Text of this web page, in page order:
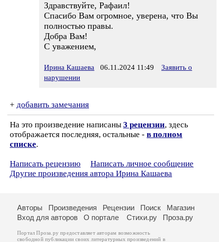
Здравствуйте, Рафаил!
Спасибо Вам огромное, уверена, что Вы
полностью правы.
Добра Вам!
С уважением,
Ирина Кашаева 06.11.2024 11:49
Заявить о
нарушении
+ добавить замечания
На это произведение написаны 3 рецензии, здесь
отображается последняя, остальные - в полном
списке.
Написать рецензию
Написать личное сообщение
Другие произведения автора Ирина Кашаева
Авторы Произведения Рецензии Поиск
Магазин
Вход для авторов
О портале Стихи.ру Проза.ру
Портал Проза.ру предоставляет авторам возможность
свободной публикации своих литературных произведений в